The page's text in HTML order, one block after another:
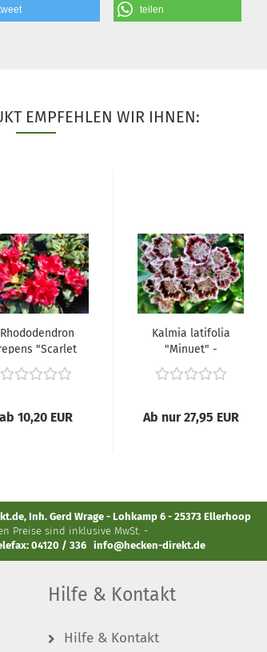
teilen
EMPFEHLEN WIR IHNEN:
Rhododendron
"Scarlet
Wonder" -
(Rhododendron...
ab 10,20 EUR
Kalmia latifolia
"Minuet" -
(Breitblättrige...
Ab nur 27,95 EUR
Inh. Gerd Wrage - Lohkamp 6 - 25373 Ellerhoop
Preise sind inklusive MwSt. -
04120 / 336 info@hecken-direkt.de
Hilfe & Kontakt
Hilfe & Kontakt